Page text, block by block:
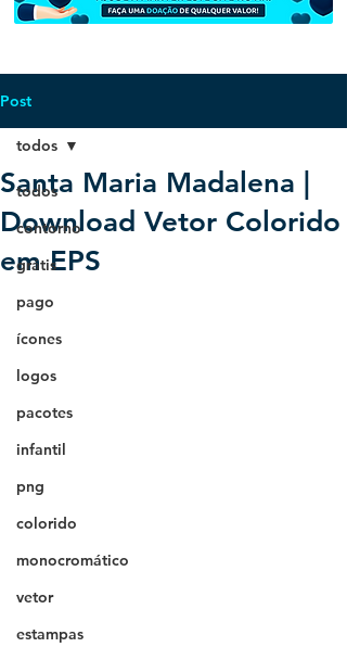
Post
todos
contorno
grátis
pago
ícones
logos
pacotes
infantil
png
colorido
monocromático
vetor
estampas
todos
Santa Maria Madalena |
Download Vetor Colorido
em EPS